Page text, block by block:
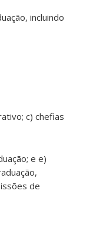
incluindo
c) chefias
e e)
de